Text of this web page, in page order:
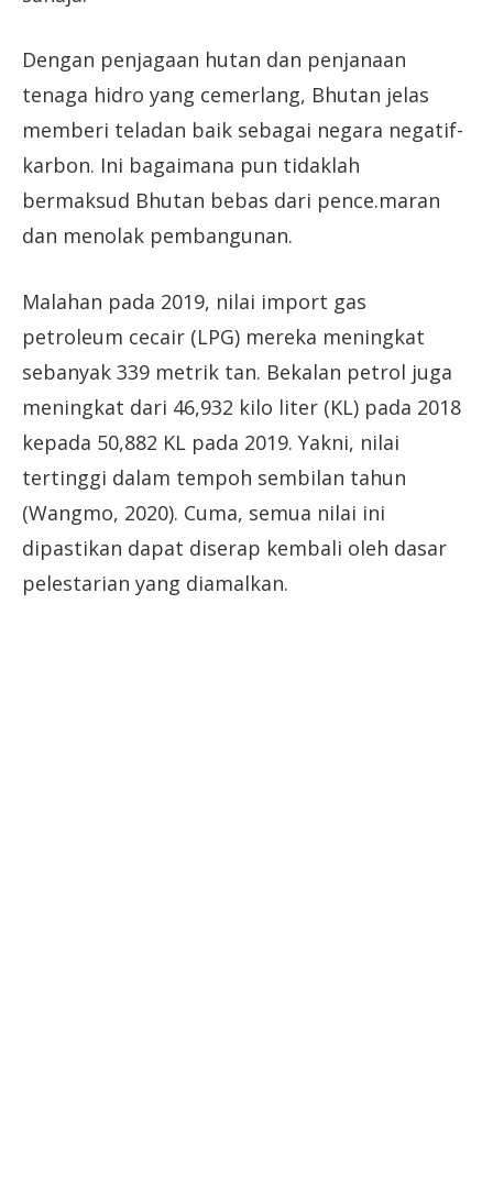
Dengan penjagaan hutan dan penjanaan
tenaga hidro yang cemerlang, Bhutan jelas
memberi teladan baik sebagai negara negatif-
karbon. Ini bagaimana pun tidaklah
bermaksud Bhutan bebas dari pence.maran
dan menolak pembangunan.
Malahan pada 2019, nilai import gas
petroleum cecair (LPG) mereka meningkat
sebanyak 339 metrik tan. Bekalan petrol juga
meningkat dari 46,932 kilo liter (KL) pada 2018
kepada 50,882 KL pada 2019. Yakni, nilai
tertinggi dalam tempoh sembilan tahun
(Wangmo, 2020). Cuma, semua nilai ini
dipastikan dapat diserap kembali oleh dasar
pelestarian yang diamalkan.